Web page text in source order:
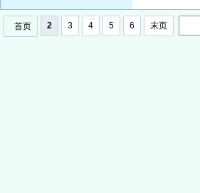
首页 2 3 4 5 6 末页